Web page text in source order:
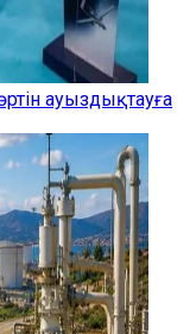
ауыздықтауға